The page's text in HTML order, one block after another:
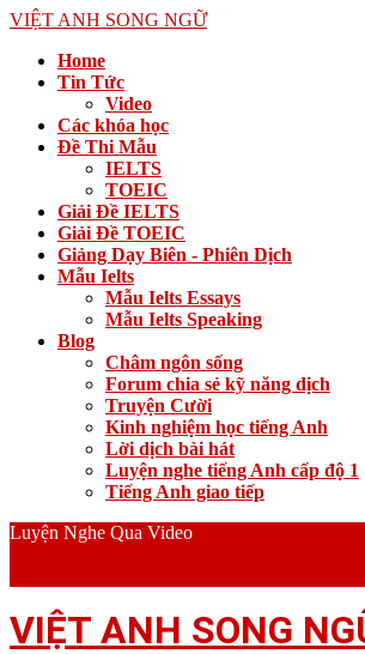
VIỆT ANH SONG NGỮ
Home
Tin Tức
Video
Các khóa học
Đề Thi Mẫu
IELTS
TOEIC
Giải Đề IELTS
Giải Đề TOEIC
Giảng Dạy Biên - Phiên Dịch
Mẫu Ielts
Mẫu Ielts Essays
Mẫu Ielts Speaking
Blog
Châm ngôn sống
Forum chia sẻ kỹ năng dịch
Truyện Cười
Kinh nghiệm học tiếng Anh
Lời dịch bài hát
Luyện nghe tiếng Anh cấp độ 1
Tiếng Anh giao tiếp
Luyện Nghe Qua Video
VIỆT ANH SONG